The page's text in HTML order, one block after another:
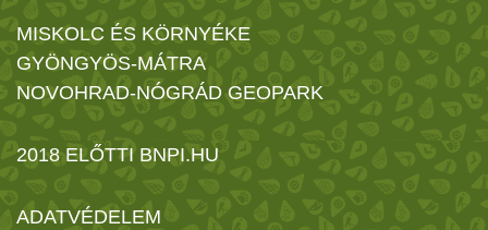
MISKOLC ÉS KÖRNYÉKE
GYÖNGYÖS-MÁTRA
NOVOHRAD-NÓGRÁD GEOPARK
2018 ELŐTTI BNPI.HU
ADATVÉDELEM